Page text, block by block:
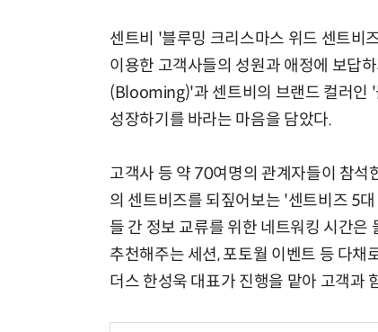
센트비 '블루밍 크리스마스 위드 센트
이용한 고객사들의 성원과 애정에 보답
(Blooming)'과 센트비의 브랜드 컬러인
성장하기를 바라는 마음을 담았다.
고객사 등 약 70여명의 관계자들이 참
의 센트비즈를 되짚어보는 '센트비즈 5
들 간 정보 교류를 위한 네트워킹 시간은
추천해주는 세션, 포토월 이벤트 등 다
더스 한성욱 대표가 진행을 맡아 고객과